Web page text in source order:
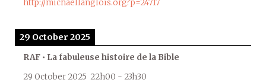
http://michaellanglois.org?p=24717
29 October 2025
RAF • La fabuleuse histoire de la Bible
29 October 2025 22h00 - 23h30